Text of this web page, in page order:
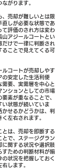
がります。
、売却が難しいとは限
直しが必要な状態であ
て評価のされ方は変わ
山アジールコートとい
だけで一律に判断され
ることで見えてくる可
ルコートが売却しやす
の安定した生活利便
需要、実需層を中心と
ンションとしての市場
素が重なることで、
い状態が続いていま
せるかどうかは、判
左右されます。
とは、売却を即断する
とで、ステージグラン
に関する状況や選択肢
すための判断材料が揃
の状況を把握しておく
します。